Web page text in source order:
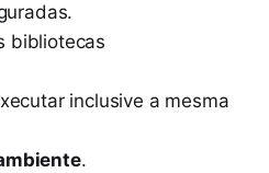
bibliotecas
inclusive a mesma
.